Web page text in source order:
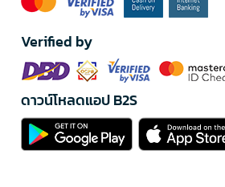
Verified by
ดาวน์โหลดแอป B2S